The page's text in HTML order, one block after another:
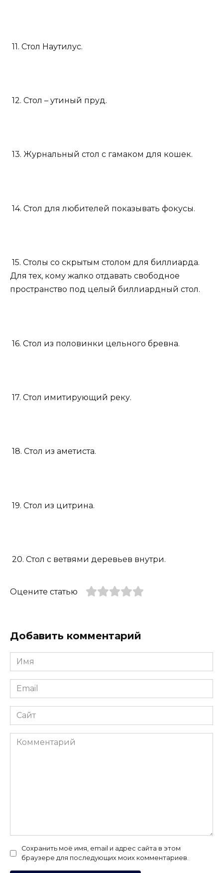
11. Стол Наутилус.
12. Стол – утиный пруд.
13. Журнальный стол с гамаком для кошек.
14. Стол для любителей показывать фокусы.
15. Столы со скрытым столом для биллиарда.
Для тех, кому жалко отдавать свободное
пространство под целый биллиардный стол.
16. Стол из половинки цельного бревна.
17. Стол имитирующий реку.
18. Стол из аметиста.
19. Стол из цитрина.
20. Стол с ветвями деревьев внутри.
Оцените статью
Добавить комментарий
Имя
*
Email
*
Сайт
Комментарий
Сохранить моё имя, email и адрес сайта в этом
браузере для последующих моих комментариев.